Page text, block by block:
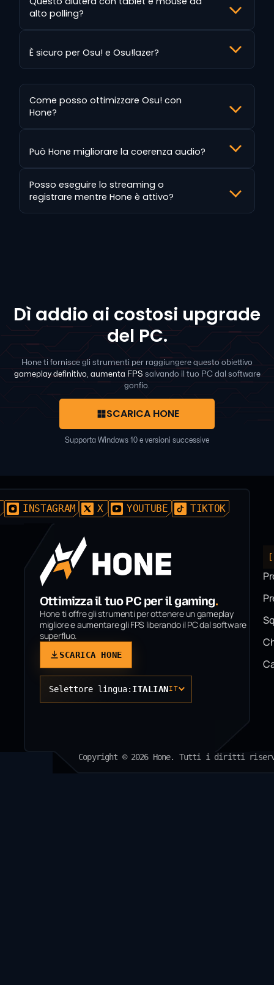
alto polling?
È sicuro per Osu! e Osu!lazer?
Come posso ottimizzare Osu! con
Hone?
Può Hone migliorare la coerenza audio?
Posso eseguire lo streaming o
registrare mentre Hone è attivo?
Dì addio ai costosi upgrade
del PC.
Hone ti fornisce gli strumenti per raggiungere questo obiettivo
gameplay definitivo aumenta FPS salvando il tuo PC dal software
gonfio.
SCARICA HONE
Supporta Windows 10 e versioni successive
INSTAGRAM X YOUTUBE TIKTOK
Ottimizza il tuo PC per il gaming.
Hone ti offre gli strumenti per ottenere un gameplay
migliore e aumentare gli FPS liberando il PC dal software
superfluo.
SCARICA HONE
Selettore lingua: ITALIANIT
Copyright © 2026 Hone. Tutti i diritti